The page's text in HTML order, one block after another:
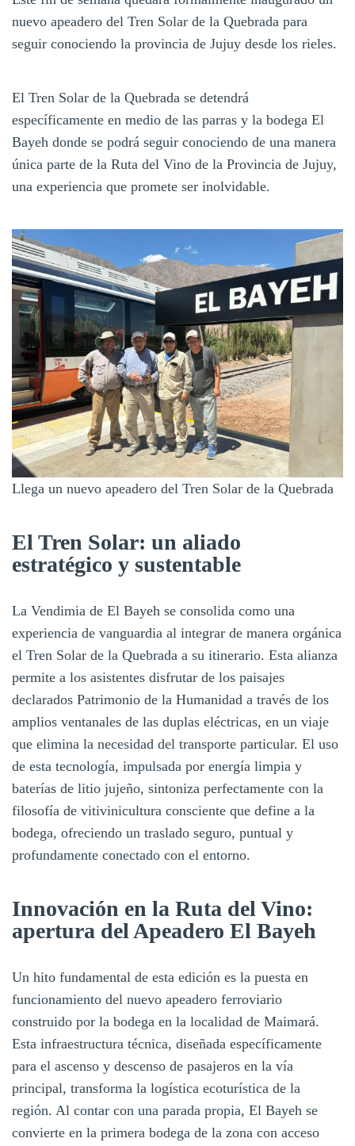
nuevo apeadero del Tren Solar de la Quebrada para
seguir conociendo la provincia de Jujuy desde los rieles.
El Tren Solar de la Quebrada se detendrá
específicamente en medio de las parras y la bodega El
Bayeh donde se podrá seguir conociendo de una manera
única parte de la Ruta del Vino de la Provincia de Jujuy,
una experiencia que promete ser inolvidable.
Llega un nuevo apeadero del Tren Solar de la Quebrada
El Tren Solar: un aliado
estratégico y sustentable
La Vendimia de El Bayeh se consolida como una
experiencia de vanguardia al integrar de manera orgánica
el Tren Solar de la Quebrada a su itinerario. Esta alianza
permite a los asistentes disfrutar de los paisajes
declarados Patrimonio de la Humanidad a través de los
amplios ventanales de las duplas eléctricas, en un viaje
que elimina la necesidad del transporte particular. El uso
de esta tecnología, impulsada por energía limpia y
baterías de litio jujeño, sintoniza perfectamente con la
filosofía de vitivinicultura consciente que define a la
bodega, ofreciendo un traslado seguro, puntual y
profundamente conectado con el entorno.
Innovación en la Ruta del Vino:
apertura del Apeadero El Bayeh
Un hito fundamental de esta edición es la puesta en
funcionamiento del nuevo apeadero ferroviario
construido por la bodega en la localidad de Maimará.
Esta infraestructura técnica, diseñada específicamente
para el ascenso y descenso de pasajeros en la vía
principal, transforma la logística ecoturística de la
región. Al contar con una parada propia, El Bayeh se
convierte en la primera bodega de la zona con acceso